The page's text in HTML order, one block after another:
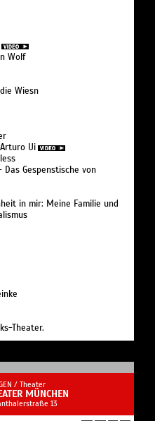
Tanz Suite
1960er), Duet (5)
1960er), Fugue (0)
1960er), Minuet (0,3)
Alba Barral Fernández,
Gesine Moog, Lia
in
Lippard (2020);
III, Lucy Railton
Ensemble: Ty
Anastasia Luck
Braun
Wolf
Wiesn
Ui
- Das Gespenstische von
in mir: Meine Familie und
Theater.
/ Theater
MÜNCHEN
13